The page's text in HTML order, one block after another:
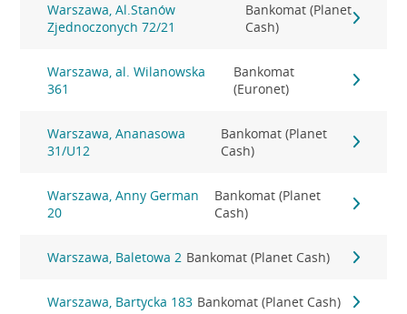
Warszawa, Al.Stanów
Zjednoczonych 72/21
Bankomat (Planet
Cash)
Warszawa, al. Wilanowska
361
Bankomat
(Euronet)
Warszawa, Ananasowa
31/U12
Bankomat (Planet
Cash)
Warszawa, Anny German
20
Bankomat (Planet
Cash)
Warszawa, Baletowa 2 Bankomat (Planet Cash)
Warszawa, Bartycka 183 Bankomat (Planet Cash)